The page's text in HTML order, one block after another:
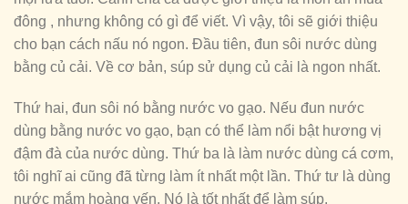
đông , nhưng không có gì để viết. Vì vậy, tôi sẽ giới thiệu
cho bạn cách nấu nó ngon. Đầu tiên, đun sôi nước dùng
bằng củ cải. Về cơ bản, súp sử dụng củ cải là ngon nhất.
Thứ hai, đun sôi nó bằng nước vo gạo. Nếu đun nước
dùng bằng nước vo gạo, bạn có thể làm nổi bật hương vị
đậm đà của nước dùng. Thứ ba là làm nước dùng cá cơm,
tôi nghĩ ai cũng đã từng làm ít nhất một lần. Thứ tư là dùng
nước mắm hoàng yến. Nó là tốt nhất để làm súp.